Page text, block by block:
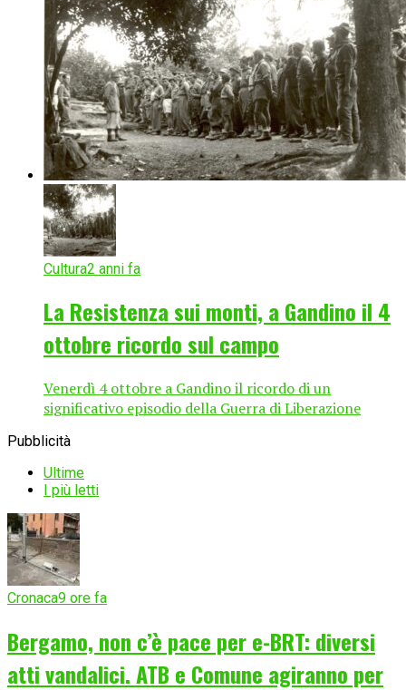
Cultura2 anni fa
La Resistenza sui monti, a Gandino il 4
ottobre ricordo sul campo
Venerdì 4 ottobre a Gandino il ricordo di un
significativo episodio della Guerra di Liberazione
Pubblicità
Ultime
I più letti
Cronaca9 ore fa
Bergamo, non c’è pace per e-BRT: diversi
atti vandalici. ATB e Comune agiranno per